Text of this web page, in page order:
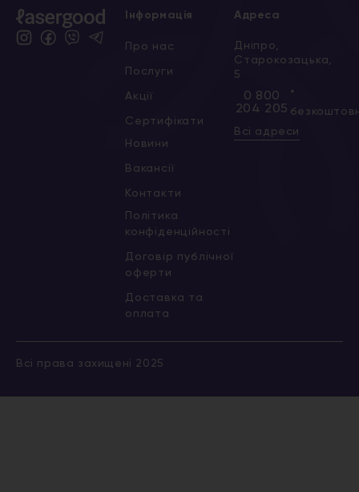
Інформація
Про нас
Послуги
Акції
Сертифікати
Новини
Вакансії
Контакти
Політика
конфіденційності
Договір публічної
оферти
Доставка та
оплата
Адреса
Дніпро,
Старокозацька,
5
0 800
204 205
*
Всі адреси
Всі права захищені 2025